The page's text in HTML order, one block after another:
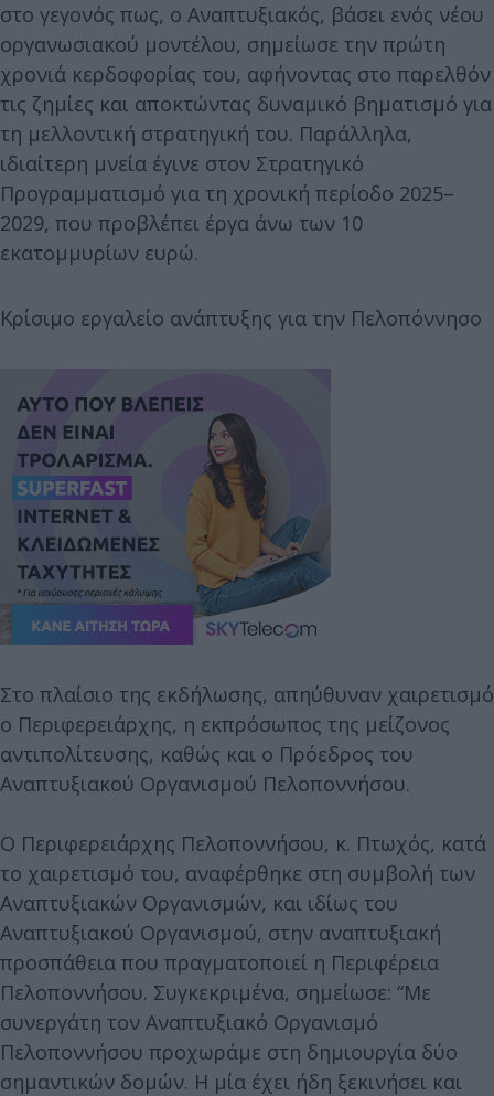
στο γεγονός πως, ο Αναπτυξιακός, βάσει ενός νέου
οργανωσιακού μοντέλου, σημείωσε την πρώτη
χρονιά κερδοφορίας του, αφήνοντας στο παρελθόν
τις ζημίες και αποκτώντας δυναμικό βηματισμό για
τη μελλοντική στρατηγική του. Παράλληλα,
ιδιαίτερη μνεία έγινε στον Στρατηγικό
Προγραμματισμό για τη χρονική περίοδο 2025–
2029, που προβλέπει έργα άνω των 10
εκατομμυρίων ευρώ.
Κρίσιμο εργαλείο ανάπτυξης για την Πελοπόννησο
Στο πλαίσιο της εκδήλωσης, απηύθυναν χαιρετισμό
ο Περιφερειάρχης, η εκπρόσωπος της μείζονος
αντιπολίτευσης, καθώς και ο Πρόεδρος του
Αναπτυξιακού Οργανισμού Πελοποννήσου.
Ο Περιφερειάρχης Πελοποννήσου, κ. Πτωχός, κατά
το χαιρετισμό του, αναφέρθηκε στη συμβολή των
Αναπτυξιακών Οργανισμών, και ιδίως του
Αναπτυξιακού Οργανισμού, στην αναπτυξιακή
προσπάθεια που πραγματοποιεί η Περιφέρεια
Πελοποννήσου. Συγκεκριμένα, σημείωσε: “Με
συνεργάτη τον Αναπτυξιακό Οργανισμό
Πελοποννήσου προχωράμε στη δημιουργία δύο
σημαντικών δομών. Η μία έχει ήδη ξεκινήσει και